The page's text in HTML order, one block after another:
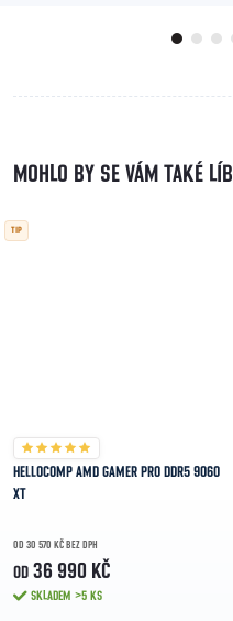
TIP
HELLOCOMP AMD GAMER PRO DDR5 9060
XT
OD 30 570 KČ BEZ DPH
OD 36 990 KČ
SKLADEM >5 KS